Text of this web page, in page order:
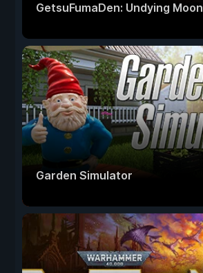
GetsuFumaDen: Undying Moon
Garden Simulator